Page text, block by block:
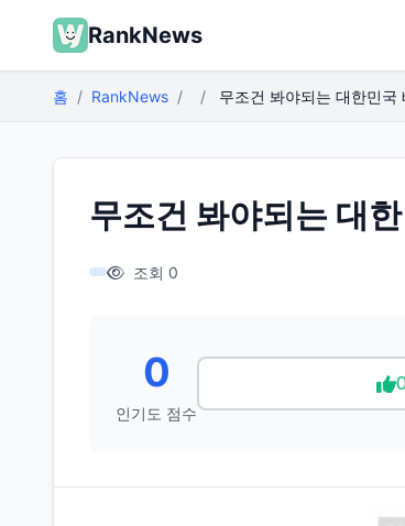
RankNews
홈 RankNews 무조건 봐야되는 대한민국
무조건 봐야되는 대
조회 0
0
인기도 점수